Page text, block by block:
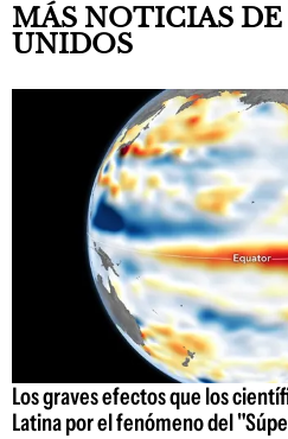
MÁS NOTICIAS DE
UNIDOS
Los graves efectos que los
Latina por el fenómeno del